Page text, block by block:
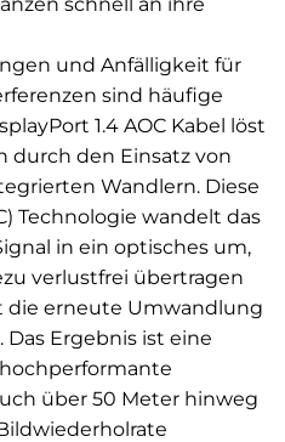
und Anfälligkeit für
sind häufige
1.4 AOC Kabel löst
durch den Einsatz von
Wandlern. Diese
Technologie wandelt das
in ein optisches um,
verlustfrei übertragen
die erneute Umwandlung
Das Ergebnis ist eine
über 50 Meter hinweg